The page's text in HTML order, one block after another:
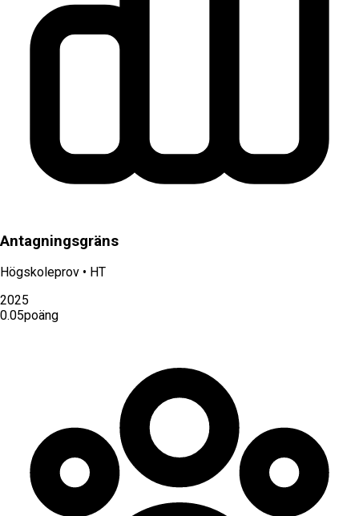
Antagningsgräns
Högskoleprov • HT
2025
0.05poäng